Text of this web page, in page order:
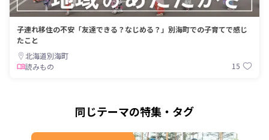
子連れ移住の不安「友達できる？なじめる？」別海町での子育てで感じ
たこと
北海道別海町
読みもの
15
同じテーマの特集・タグ